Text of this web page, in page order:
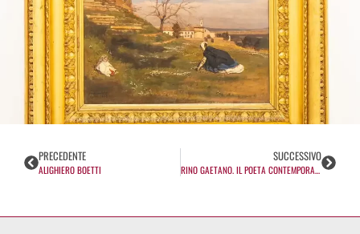
PRECEDENTE
ALIGHIERO BOETTI
SUCCESSIVO
RINO GAETANO. IL POETA CONTEMPORANEO